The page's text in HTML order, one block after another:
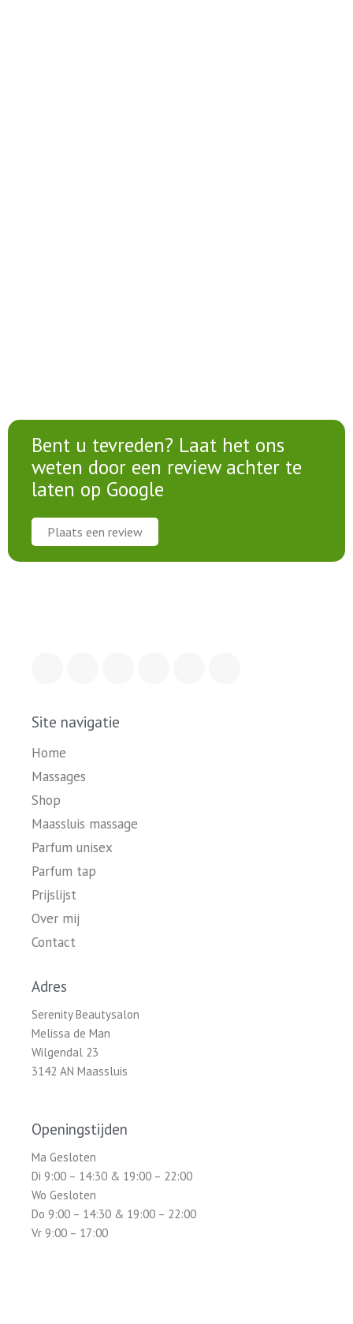
Bent u tevreden? Laat het ons
weten door een review achter te
laten op Google
Plaats een review
Site navigatie
Home
Massages
Shop
Maassluis massage
Parfum unisex
Parfum tap
Prijslijst
Over mij
Contact
Adres
Serenity Beautysalon
Melissa de Man
Wilgendal 23
3142 AN Maassluis
Openingstijden
Ma Gesloten
Di 9:00 – 14:30 & 19:00 – 22:00
Wo Gesloten
Do 9:00 – 14:30 & 19:00 – 22:00
Vr 9:00 – 17:00